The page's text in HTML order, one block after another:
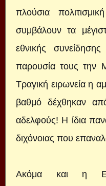
πλούσια
συμβάλουν τα
εθνικής
παρουσία τους την
Τραγική ειρωνεία η
βαθμό δέχθηκαν
αδελφούς! Η ίδια
διχόνοιας που
Ακόμα και η